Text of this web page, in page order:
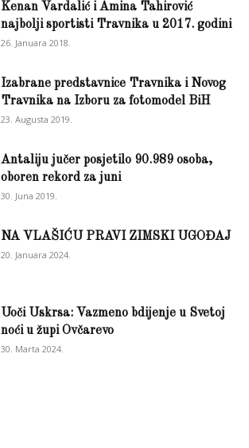
Kenan Vardalić i Amina Tahirović
najbolji sportisti Travnika u 2017. godini
26. Januara 2018.
Izabrane predstavnice Travnika i Novog
Travnika na Izboru za fotomodel BiH
23. Augusta 2019.
Antaliju jučer posjetilo 90.989 osoba,
oboren rekord za juni
30. Juna 2019.
NA VLAŠIĆU PRAVI ZIMSKI UGOĐAJ
20. Januara 2024.
Uoči Uskrsa: Vazmeno bdijenje u Svetoj
noći u župi Ovčarevo
30. Marta 2024.